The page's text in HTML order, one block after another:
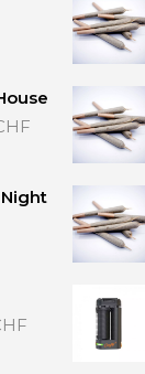
Plage
20.00 CHF
à
40.00 CHF